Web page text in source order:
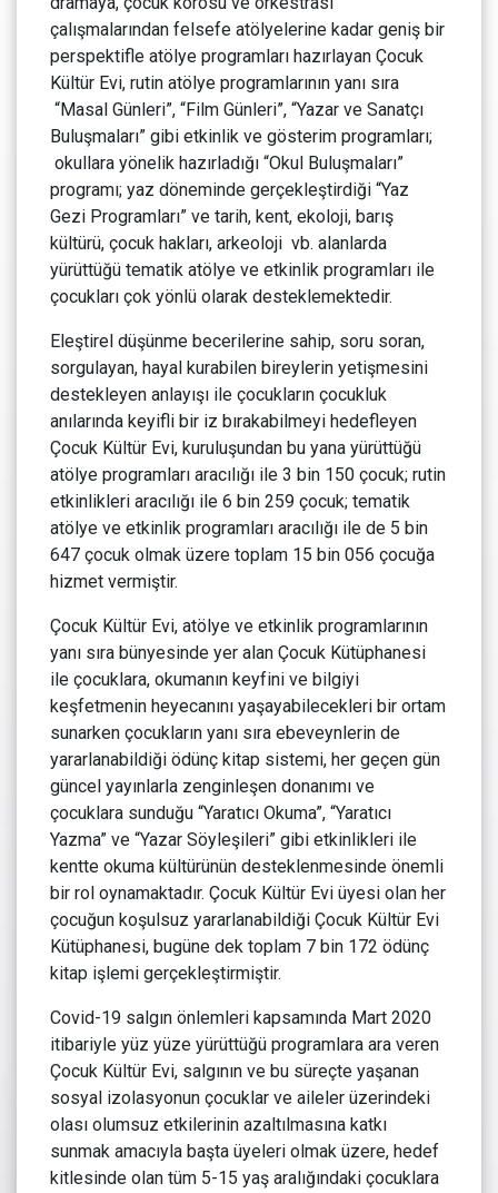
çalışmalarından felsefe atölyelerine kadar geniş bir
perspektifle atölye programları hazırlayan Çocuk
Kültür Evi, rutin atölye programlarının yanı sıra
“Masal Günleri”, “Film Günleri”, “Yazar ve Sanatçı
Buluşmaları” gibi etkinlik ve gösterim programları;
okullara yönelik hazırladığı “Okul Buluşmaları”
programı; yaz döneminde gerçekleştirdiği “Yaz
Gezi Programları” ve tarih, kent, ekoloji, barış
kültürü, çocuk hakları, arkeoloji vb. alanlarda
yürüttüğü tematik atölye ve etkinlik programları ile
çocukları çok yönlü olarak desteklemektedir.
Eleştirel düşünme becerilerine sahip, soru soran,
sorgulayan, hayal kurabilen bireylerin yetişmesini
destekleyen anlayışı ile çocukların çocukluk
anılarında keyifli bir iz bırakabilmeyi hedefleyen
Çocuk Kültür Evi, kuruluşundan bu yana yürüttüğü
atölye programları aracılığı ile 3 bin 150 çocuk; rutin
etkinlikleri aracılığı ile 6 bin 259 çocuk; tematik
atölye ve etkinlik programları aracılığı ile de 5 bin
647 çocuk olmak üzere toplam 15 bin 056 çocuğa
hizmet vermiştir.
Çocuk Kültür Evi, atölye ve etkinlik programlarının
yanı sıra bünyesinde yer alan Çocuk Kütüphanesi
ile çocuklara, okumanın keyfini ve bilgiyi
keşfetmenin heyecanını yaşayabilecekleri bir ortam
sunarken çocukların yanı sıra ebeveynlerin de
yararlanabildiği ödünç kitap sistemi, her geçen gün
güncel yayınlarla zenginleşen donanımı ve
çocuklara sunduğu “Yaratıcı Okuma”, “Yaratıcı
Yazma” ve “Yazar Söyleşileri” gibi etkinlikleri ile
kentte okuma kültürünün desteklenmesinde önemli
bir rol oynamaktadır. Çocuk Kültür Evi üyesi olan her
çocuğun koşulsuz yararlanabildiği Çocuk Kültür Evi
Kütüphanesi, bugüne dek toplam 7 bin 172 ödünç
kitap işlemi gerçekleştirmiştir.
Covid-19 salgın önlemleri kapsamında Mart 2020
itibariyle yüz yüze yürüttüğü programlara ara veren
Çocuk Kültür Evi, salgının ve bu süreçte yaşanan
sosyal izolasyonun çocuklar ve aileler üzerindeki
olası olumsuz etkilerinin azaltılmasına katkı
sunmak amacıyla başta üyeleri olmak üzere, hedef
kitlesinde olan tüm 5-15 yaş aralığındaki çocuklara